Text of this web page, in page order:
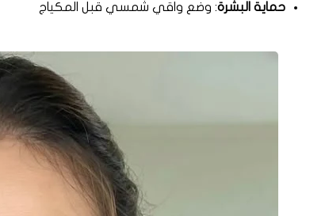
حماية البشرة: وضع واقي شمسي قبل المكياج